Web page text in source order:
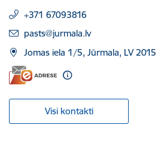
+371 67093816
E-pasts:
pasts@jurmala.lv
Jomas iela 1/5, Jūrmala, LV 2015
Visi kontakti